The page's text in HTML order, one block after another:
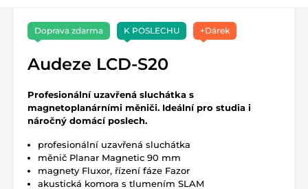
Doprava zdarma K POSLECHU +Dárek
Audeze LCD-S20
Profesionální uzavřená sluchátka s
magnetoplanárními měniči. Ideální pro studia i
náročný domácí poslech.
profesionální uzavřená sluchátka
měnič Planar Magnetic 90 mm
magnety Fluxor, řízení fáze Fazor
akustická komora s tlumením SLAM